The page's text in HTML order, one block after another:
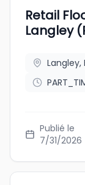
Retail
Langley
Publié le
7/31/2026